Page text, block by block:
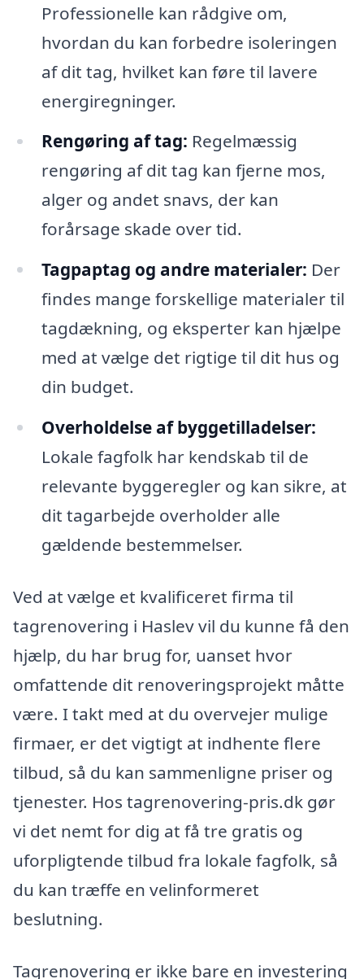
Professionelle kan rådgive om,
hvordan du kan forbedre isoleringen
af dit tag, hvilket kan føre til lavere
energiregninger.
Rengøring af tag: Regelmæssig
rengøring af dit tag kan fjerne mos,
alger og andet snavs, der kan
forårsage skade over tid.
Tagpaptag og andre materialer: Der
findes mange forskellige materialer til
tagdækning, og eksperter kan hjælpe
med at vælge det rigtige til dit hus og
din budget.
Overholdelse af byggetilladelser:
Lokale fagfolk har kendskab til de
relevante byggeregler og kan sikre, at
dit tagarbejde overholder alle
gældende bestemmelser.
Ved at vælge et kvalificeret firma til
tagrenovering i Haslev vil du kunne få den
hjælp, du har brug for, uanset hvor
omfattende dit renoveringsprojekt måtte
være. I takt med at du overvejer mulige
firmaer, er det vigtigt at indhente flere
tilbud, så du kan sammenligne priser og
tjenester. Hos tagrenovering-pris.dk gør
vi det nemt for dig at få tre gratis og
uforpligtende tilbud fra lokale fagfolk, så
du kan træffe en velinformeret
beslutning.
Tagrenovering er ikke bare en investering